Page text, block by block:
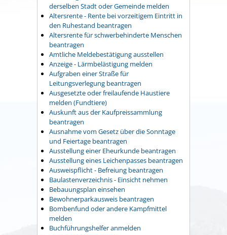
derselben Stadt oder Gemeinde melden
Altersrente - Rente bei vorzeitigem Eintritt in
den Ruhestand beantragen
Altersrente für schwerbehinderte Menschen
beantragen
Amtliche Meldebestätigung ausstellen
Anzeige - Lärmbelästigung melden
Aufgraben einer Straße für
Leitungsverlegung beantragen
Ausgesetzte oder freilaufende Haustiere
melden (Fundtiere)
Auskunft aus der Kaufpreissammlung
beantragen
Ausnahme vom Gesetz über die Sonntage
und Feiertage beantragen
Ausstellung einer Eheurkunde beantragen
Ausstellung eines Leichenpasses beantragen
Ausweispflicht - Befreiung beantragen
Baulastenverzeichnis - Einsicht nehmen
Bebauungsplan einsehen
Bewohnerparkausweis beantragen
Bombenfund oder andere Kampfmittel
melden
Buchführungshelfer anmelden